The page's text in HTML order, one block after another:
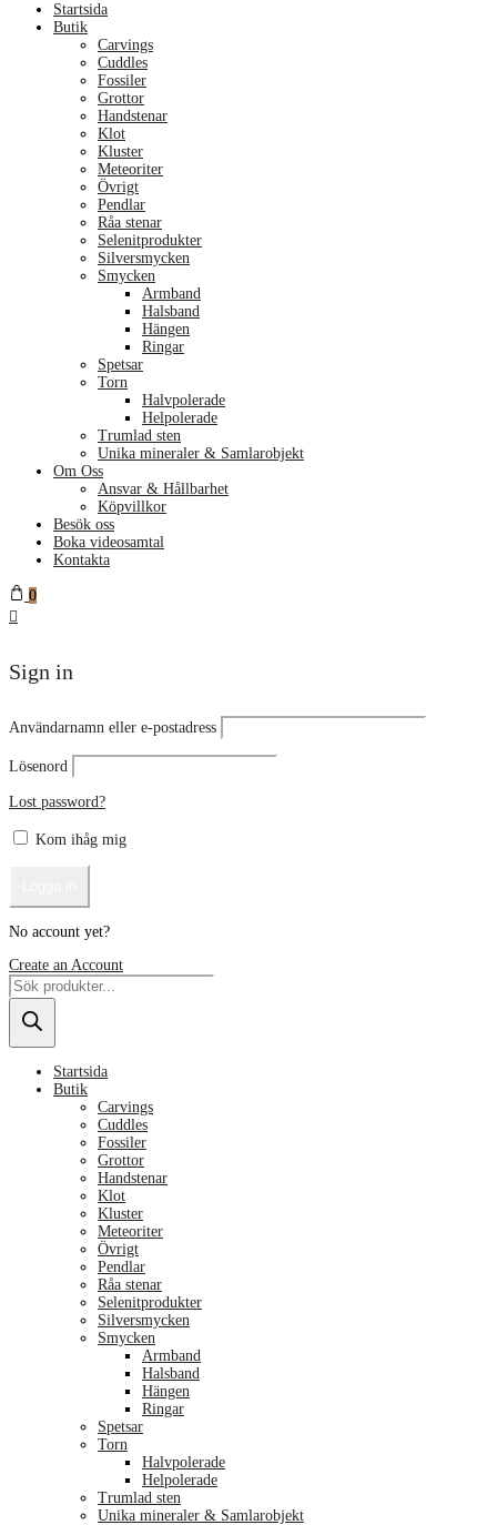
Startsida
Butik
Carvings
Cuddles
Fossiler
Grottor
Handstenar
Klot
Kluster
Meteoriter
Övrigt
Pendlar
Råa stenar
Selenitprodukter
Silversmycken
Smycken
Armband
Halsband
Hängen
Ringar
Spetsar
Torn
Halvpolerade
Helpolerade
Trumlad sten
Unika mineraler & Samlarobjekt
Om Oss
Ansvar & Hållbarhet
Köpvillkor
Besök oss
Boka videosamtal
Kontakta
0
Sign in
Användarnamn eller e-postadress
Lösenord
Lost password?
Kom ihåg mig
No account yet?
Create an Account
Products
search
Startsida
Butik
Carvings
Cuddles
Fossiler
Grottor
Handstenar
Klot
Kluster
Meteoriter
Övrigt
Pendlar
Råa stenar
Selenitprodukter
Silversmycken
Smycken
Armband
Halsband
Hängen
Ringar
Spetsar
Torn
Halvpolerade
Helpolerade
Trumlad sten
Unika mineraler & Samlarobjekt